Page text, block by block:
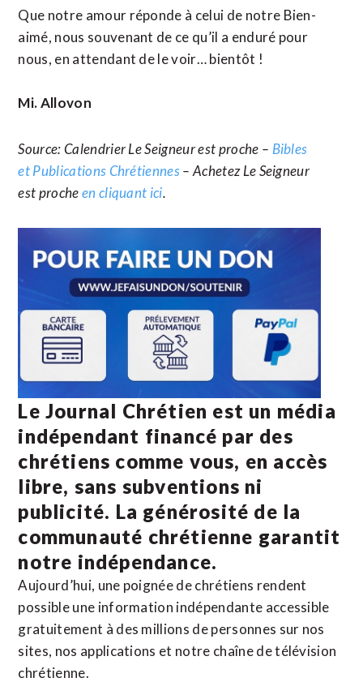
Que notre amour réponde à celui de notre Bien-
aimé, nous souvenant de ce qu’il a enduré pour
nous, en attendant de le voir… bientôt !
Mi. Allovon
Source: Calendrier Le Seigneur est proche – Bibles
et Publications Chrétiennes– Achetez Le Seigneur
est procheen cliquant ici.
Le Journal Chrétien est un média
indépendant financé par des
chrétiens comme vous, en accès
libre, sans subventions ni
publicité. La générosité de la
communauté chrétienne garantit
notre indépendance.
Aujourd’hui, une poignée de chrétiens rendent
possible une information indépendante accessible
gratuitement à des millions de personnes sur nos
sites, nos applications et notre chaîne de télévision
chrétienne.